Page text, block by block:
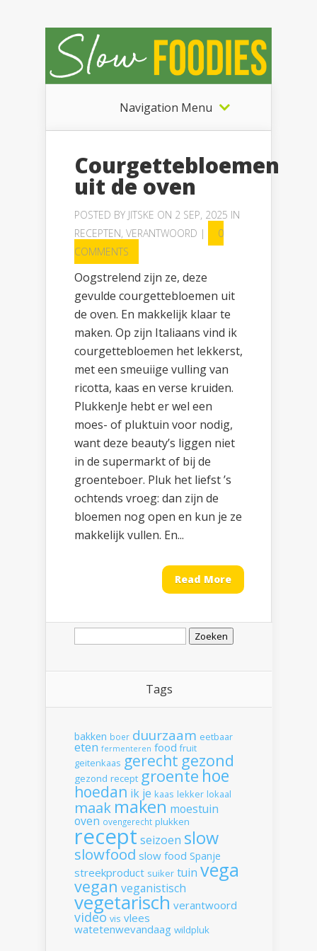
Navigation Menu
Courgettebloemen
uit de oven
POSTED BY JITSKE ON 2 SEP, 2025 IN
RECEPTEN, VERANTWOORD |
0
COMMENTS
Oogstrelend zijn ze, deze
gevulde courgettebloemen uit
de oven. En makkelijk klaar te
maken. Op zijn Italiaans vind ik
courgettebloemen het lekkerst,
met een smeuiige vulling van
ricotta, kaas en verse kruiden.
PlukkenJe hebt er wel een
moes- of pluktuin voor nodig,
want deze beauty’s liggen niet
in de supermarkt of bij de
groenteboer. Pluk het liefst ’s
ochtends vroeg: dan zijn de
bloemen nog open en kun je ze
makkelijk vullen. En...
Read More
Zoeken
Tags
bakken boer duurzaam eetbaar
eten fermenteren food fruit
geitenkaas gerecht gezond
gezond recept groente hoe
hoedan ik je kaas lekker lokaal
maak maken moestuin
oven ovengerecht plukken
recept seizoen slow
slowfood slow food Spanje
streekproduct suiker tuin vega
vegan veganistisch
vegetarisch verantwoord
video vis vlees
watetenwevandaag wildpluk